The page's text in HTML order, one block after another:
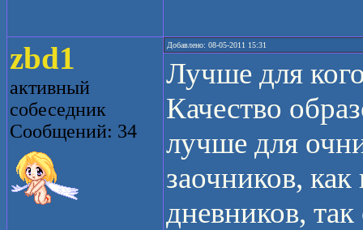
zbd1
активный
собеседник
Сообщений: 34
Добавлено: 08-05-2011 15:31
Лучше для
Качество
лучше для
заочников,
дневников,